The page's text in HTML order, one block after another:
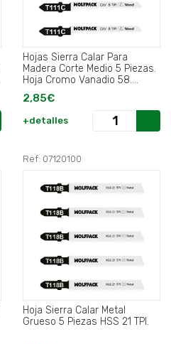
Hojas Sierra Calar Para
Madera Corte Medio 5 Piezas.
Hoja Cromo Vanadio 58.
Vastago T Universal.
2,85€
+detalles
Ref: 07120100
Hoja Sierra Calar Metal
Grueso 5 Piezas HSS 21 TPI.